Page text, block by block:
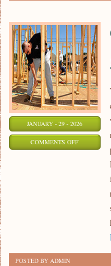
JANUARY - 29 - 2026
COMMENTS OFFON
POSTED BY ADMIN